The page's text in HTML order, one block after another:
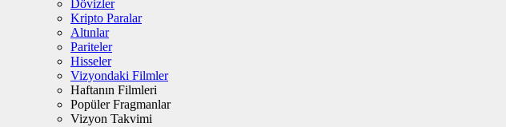
Dövizler
Kripto Paralar
Altınlar
Pariteler
Hisseler
Vizyondaki Filmler
Haftanın Filmleri
Popüler Fragmanlar
Vizyon Takvimi